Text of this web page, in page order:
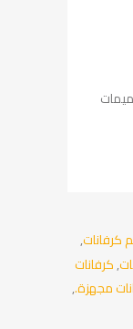
كرفانات,
,كرفانات
مجهزة.,